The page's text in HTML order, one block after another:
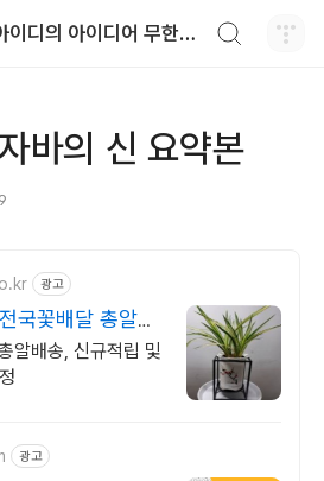
aaidee, 아이디의 아이디어 무한도전
바의 신 요약본
광고
국꽃배달 총알배
알배송, 신규적립 및
광고